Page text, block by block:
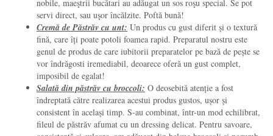
nobile, maeştrii bucătari au adăugat un sos roşu special. Se pot
servi direct, sau uşor încălzite. Poftă bună!
Cremă de Păstrăv cu unt: Un produs cu gust diferit și o textură
fină, care îți poate potoli foamea rapid. Preparatul nostru este
genul de produs de care iubitorii preparatelor pe bază de pește se
vor îndrăgosti iremediabil, deoarece oferă un gust complet,
imposibil de egalat!
Salată din păstrăv cu broccoli: O deosebită atenție a fost
îndreptată către realizarea acestui produs gustos, ușor și
consistent în același timp. S-au combinat, într-un mod echilibrat,
fileul de păstrăv afumat cu un dressing delicat. Pentru savoare,